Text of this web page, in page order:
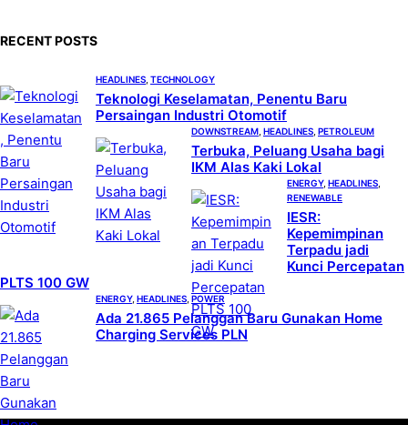
RECENT POSTS
HEADLINES TECHNOLOGY
Teknologi Keselamatan, Penentu Baru
Persaingan Industri Otomotif
DOWNSTREAM HEADLINES PETROLEUM
Terbuka, Peluang Usaha bagi
IKM Alas Kaki Lokal
ENERGY, HEADLINES
RENEWABLE
IESR:
Kepemimpinan
Terpadu jadi
Kunci Percepatan
PLTS 100 GW
ENERGY, HEADLINES POWER
Ada 21.865 Pelanggan Baru Gunakan Home
Charging Services PLN